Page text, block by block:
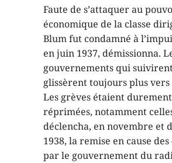
Faute de s’attaquer au
économique de la classe
Blum fut condamné à
en juin 1937, démissionna.
gouvernements qui
glissèrent toujours plus
Les grèves étaient durement
réprimées, notamment
déclencha, en novembre et
1938, la remise en cause
par le gouvernement du